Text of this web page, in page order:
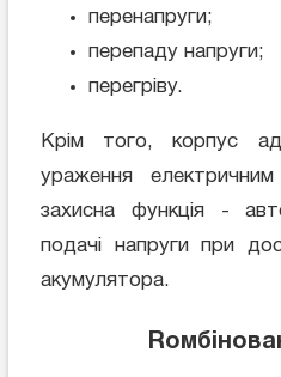
перенапруги;
перепаду напруги;
перегріву.
Крім того, корпус
ураження
захисна функція -
подачі напруги при
акумулятора.